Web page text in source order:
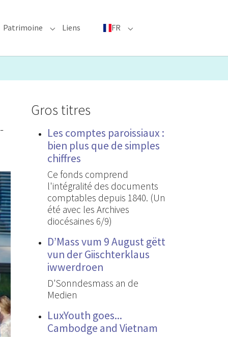
for "Événements phares"
Patrimoine Submenu for "Patrimoine"
Liens FR Submenu for "FR"
Gros titres
Les comptes paroissiaux :
bien plus que de simples
chiffres
Ce fonds comprend
l'intégralité des documents
comptables depuis 1840. (Un
été avec les Archives
diocésaines 6/9)
D’Mass vum 9 August gëtt
vun der Giischterklaus
iwwerdroen
D'Sonndesmass an de
Medien
LuxYouth goes...
Cambodge and Vietnam